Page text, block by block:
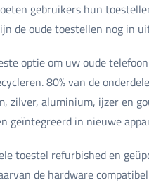
gebruikers hun
de oude toestellen nog in
optie om uw oude
80% van de
zilver, aluminium, ijzer en
geïntegreerd in nieuwe
toestel refurbished en
de hardware